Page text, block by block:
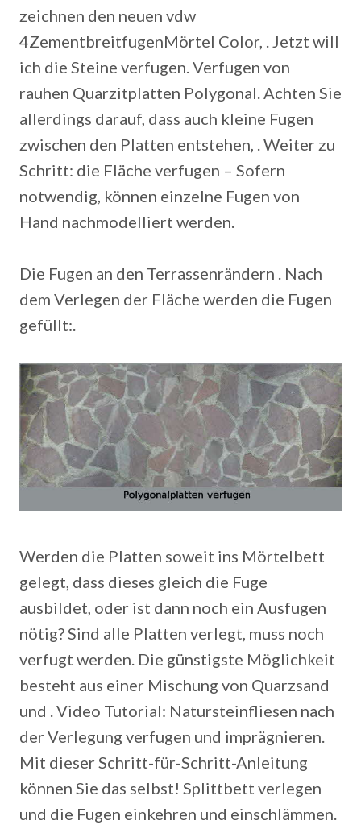
zeichnen den neuen vdw
4ZementbreitfugenMörtel Color, . Jetzt will
ich die Steine verfugen. Verfugen von
rauhen Quarzitplatten Polygonal. Achten Sie
allerdings darauf, dass auch kleine Fugen
zwischen den Platten entstehen, . Weiter zu
Schritt: die Fläche verfugen – Sofern
notwendig, können einzelne Fugen von
Hand nachmodelliert werden.
Die Fugen an den Terrassenrändern . Nach
dem Verlegen der Fläche werden die Fugen
gefüllt:.
Werden die Platten soweit ins Mörtelbett
gelegt, dass dieses gleich die Fuge
ausbildet, oder ist dann noch ein Ausfugen
nötig? Sind alle Platten verlegt, muss noch
verfugt werden. Die günstigste Möglichkeit
besteht aus einer Mischung von Quarzsand
und .Video Tutorial: Natursteinfliesen nach
der Verlegung verfugen und imprägnieren.
Mit dieser Schritt-für-Schritt-Anleitung
können Sie das selbst! Splittbett verlegen
und die Fugen einkehren und einschlämmen.